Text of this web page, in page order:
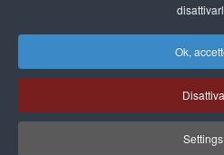
Ok,
Disattiva
Settings